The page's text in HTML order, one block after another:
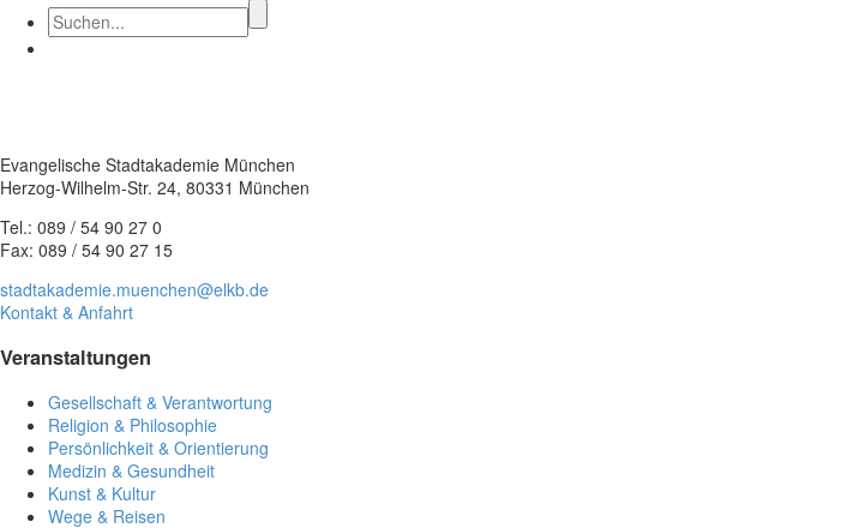
Evangelische Stadtakademie München
Herzog-Wilhelm-Str. 24, 80331 München
Tel.: 089 / 54 90 27 0
Fax: 089 / 54 90 27 15
stadtakademie.muenchen@elkb.de
Kontakt & Anfahrt
Veranstaltungen
Gesellschaft & Verantwortung
Religion & Philosophie
Persönlichkeit & Orientierung
Medizin & Gesundheit
Kunst & Kultur
Wege & Reisen